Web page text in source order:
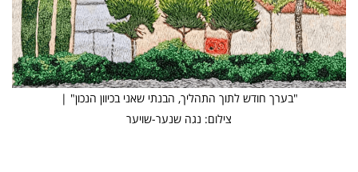
"בערך חודש לתוך התהליך, הבנתי שאני בכיוון הנכון" |
צילום: נגה שנער-שויער